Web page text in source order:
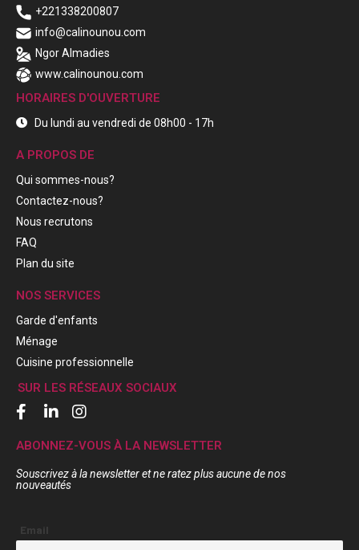
+221338200807
info@calinounou.com
Ngor Almadies
www.calinounou.com
HORAIRES D'OUVERTURE
Du lundi au vendredi de 08h00 - 17h
A PROPOS DE
Qui sommes-nous?
Contactez-nous?
Nous recrutons
FAQ
Plan du site
NOS SERVICES
Garde d'enfants
Ménage
Cuisine professionnelle
SUR LES RÉSEAUX SOCIAUX
ABONNEZ-VOUS À LA NEWSLETTER
Souscrivez à la newsletter et ne ratez plus aucune de nos
nouveautés
Email